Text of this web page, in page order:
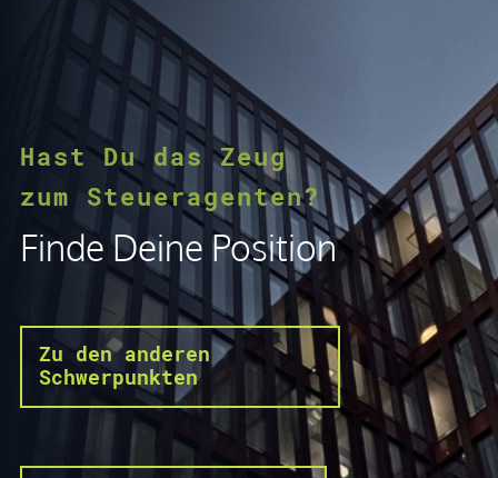
Hast Du das Zeug
zum Steueragenten?
Finde Deine Position
Zu den anderen
Schwerpunkten